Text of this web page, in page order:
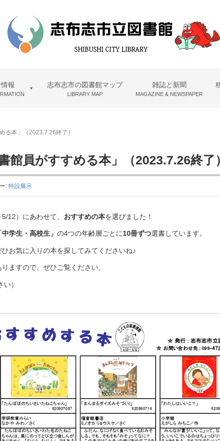
報 志布志市の図書館マップ
LIBRARY MAP
雑誌と新聞
MAGAZINE & NEWSPAPER
る本」（2023.7.26終了）
館員がすすめる本」（2023.7.26終了
: 特設展示
12）にあわせて、 おすすめの本を選びました！
学生・高校生」 の4つの年齢層ごとに10冊ずつ選書しています。
お気に入りの本を探してみてくださいね♪
ますので、ぜひご覧ください。
）